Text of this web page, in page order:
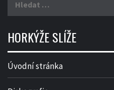
HORKÝŽE SLÍŽE
Úvodní stránka